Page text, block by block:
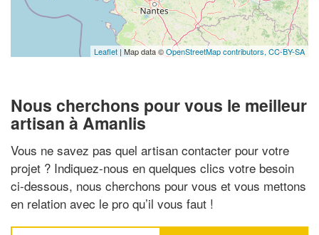
Leaflet | Map data ©OpenStreetMap contributors, CC-BY-SA
Nous cherchons pour vous le meilleur
artisan à Amanlis
Vous ne savez pas quel artisan contacter pour votre
projet ? Indiquez-nous en quelques clics votre besoin
ci-dessous, nous cherchons pour vous et vous mettons
en relation avec le pro qu’il vous faut !